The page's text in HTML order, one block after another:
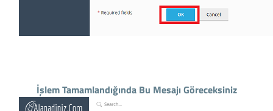
İşlem Tamamlandığında Bu Mesajı Göreceksiniz